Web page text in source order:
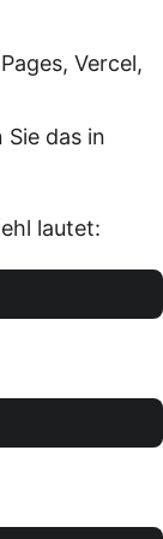
Vercel,
das in
lautet: